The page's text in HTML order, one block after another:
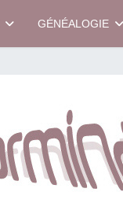
GÉNÉALOGIE